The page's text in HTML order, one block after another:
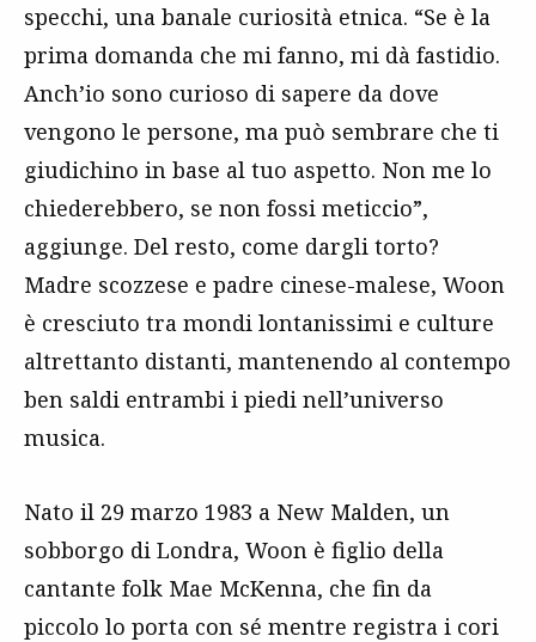
specchi, una banale curiosità etnica. “Se è la
prima domanda che mi fanno, mi dà fastidio.
Anch’io sono curioso di sapere da dove
vengono le persone, ma può sembrare che ti
giudichino in base al tuo aspetto. Non me lo
chiederebbero, se non fossi meticcio”,
aggiunge. Del resto, come dargli torto?
Madre scozzese e padre cinese-malese, Woon
è cresciuto tra mondi lontanissimi e culture
altrettanto distanti, mantenendo al contempo
ben saldi entrambi i piedi nell’universo
musica.
Nato il 29 marzo 1983 a New Malden, un
sobborgo di Londra, Woon è figlio della
cantante folk Mae McKenna, che fin da
piccolo lo porta con sé mentre registra i cori